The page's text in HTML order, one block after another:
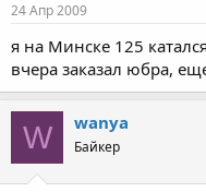
24 Апр 2009
я на Минске 125
вчера заказал юбра,
W wanya
Байкер